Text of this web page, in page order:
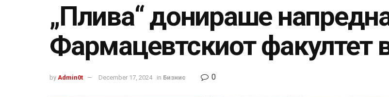
„Плива“ донираше
Фармацевтскиот факултет
by Admin0t December 17, 2024 in Бизнис 0